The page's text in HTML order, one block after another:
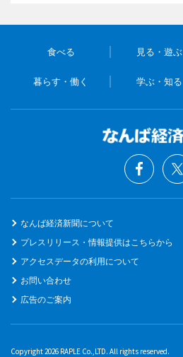
食べる 見る・遊ぶ
暮らす・働く 学ぶ・知る
なんば経済新聞について
プレスリリース・情報提供はこちらから
アクセスデータの利用について
お問い合わせ
広告のご案内
Copyright 2026 RAPLE Co.,LTD. All rights reserved.